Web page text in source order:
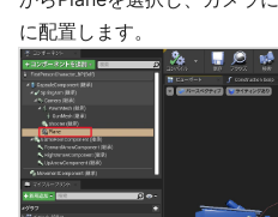
に配置します。